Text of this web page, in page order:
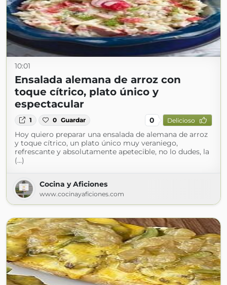
10:01
Ensalada alemana de arroz con
toque cítrico, plato único y
espectacular
1 0 Guardar 0 Delicioso
Hoy quiero preparar una ensalada de alemana de arroz
y toque cítrico, un plato único muy veraniego,
refrescante y absolutamente apetecible, no lo dudes, la
(...)
Cocina y Aficiones
www.cocinayaficiones.com